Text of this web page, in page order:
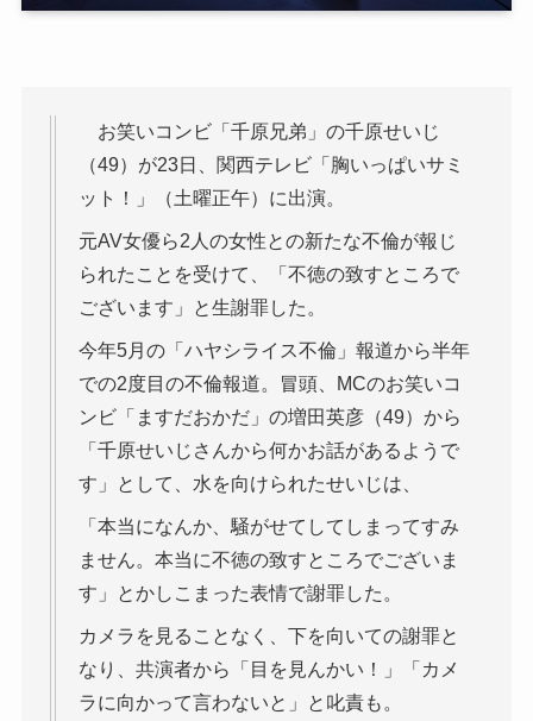
お笑いコンビ「千原兄弟」の千原せいじ
（49）が23日、関西テレビ「胸いっぱいサミ
ット！」（土曜正午）に出演。
元AV女優ら2人の女性との新たな不倫が報じ
られたことを受けて、「不徳の致すところで
ございます」と生謝罪した。
今年5月の「ハヤシライス不倫」報道から半年
での2度目の不倫報道。冒頭、MCのお笑いコ
ンビ「ますだおかだ」の増田英彦（49）から
「千原せいじさんから何かお話があるようで
す」として、水を向けられたせいじは、
「本当になんか、騒がせてしてしまってすみ
ません。本当に不徳の致すところでございま
す」とかしこまった表情で謝罪した。
カメラを見ることなく、下を向いての謝罪と
なり、共演者から「目を見んかい！」「カメ
ラに向かって言わないと」と叱責も。